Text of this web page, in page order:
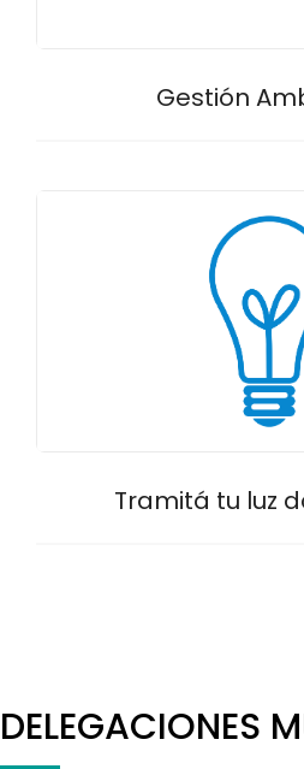
Gestión
Tramitá tu luz
DELEGACIONES